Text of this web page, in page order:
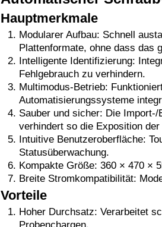
Hauptmerkmale
Modularer Aufbau: Schnell
Plattenformate, ohne dass das
Intelligente Identifizierung:
Fehlgebrauch zu verhindern.
Multimodus-Betrieb:
Automatisierungssysteme
Sauber und sicher: Die
verhindert so die Exposition
Intuitive Benutzeroberfläche:
Statusüberwachung.
Kompakte Größe: 360 × 470 ×
Breite Stromkompatibilität:
Vorteile
Hoher Durchsatz: Verarbeitet